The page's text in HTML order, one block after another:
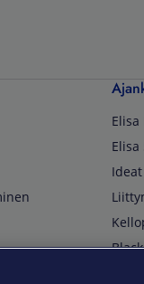
Elisa